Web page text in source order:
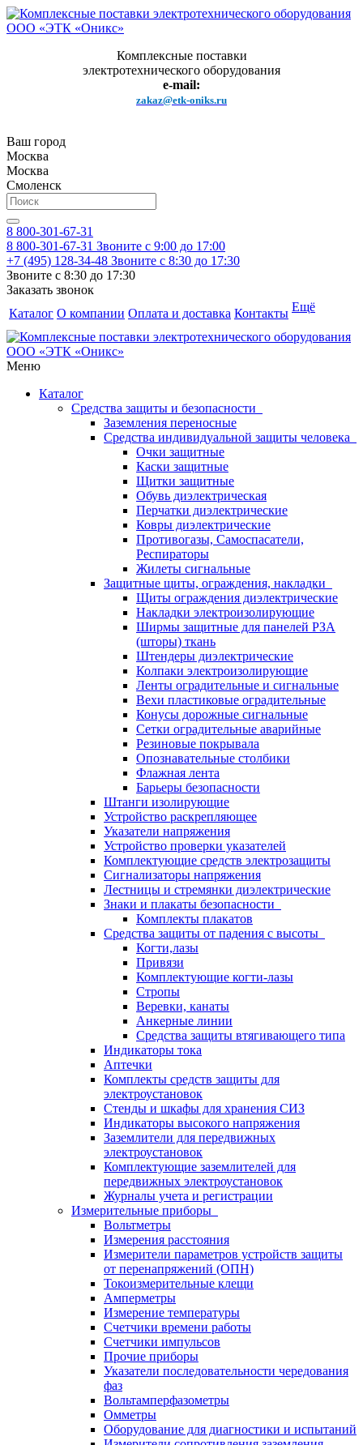
Комплексные поставки
электротехнического оборудования
e-mail:
zakaz@etk-oniks.ru
Ваш город
Москва
Москва
Смоленск
8 800-301-67-31
8 800-301-67-31 Звоните с 9:00 до 17:00
+7 (495) 128-34-48 Звоните с 8:30 до 17:30
Звоните с 8:30 до 17:30
Заказать звонок
Каталог О компании Оплата и доставка Контакты Ещё
Меню
Каталог
Средства защиты и безопасности
Заземления переносные
Средства индивидуальной защиты человека
Очки защитные
Каски защитные
Щитки защитные
Обувь диэлектрическая
Перчатки диэлектрические
Ковры диэлектрические
Противогазы, Самоспасатели,
Респираторы
Жилеты сигнальные
Защитные щиты, ограждения, накладки
Щиты ограждения диэлектрические
Накладки электроизолирующие
Ширмы защитные для панелей РЗА
(шторы) ткань
Штендеры диэлектрические
Колпаки электроизолирующие
Ленты оградительные и сигнальные
Вехи пластиковые оградительные
Конусы дорожные сигнальные
Сетки оградительные аварийные
Резиновые покрывала
Опознавательные столбики
Флажная лента
Барьеры безопасности
Штанги изолирующие
Устройство раскрепляющее
Указатели напряжения
Устройство проверки указателей
Комплектующие средств электрозащиты
Сигнализаторы напряжения
Лестницы и стремянки диэлектрические
Знаки и плакаты безопасности
Комплекты плакатов
Средства защиты от падения с высоты
Когти,лазы
Привязи
Комплектующие когти-лазы
Стропы
Веревки, канаты
Анкерные линии
Средства защиты втягивающего типа
Индикаторы тока
Аптечки
Комплекты средств защиты для
электроустановок
Стенды и шкафы для хранения СИЗ
Индикаторы высокого напряжения
Заземлители для передвижных
электроустановок
Комплектующие заземлителей для
передвижных электроустановок
Журналы учета и регистрации
Измерительные приборы
Вольтметры
Измерения расстояния
Измерители параметров устройств защиты
от перенапряжений (ОПН)
Токоизмерительные клещи
Амперметры
Измерение температуры
Счетчики времени работы
Счетчики импульсов
Прочие приборы
Указатели последовательности чередования
фаз
Вольтамперфазометры
Омметры
Оборудование для диагностики и испытаний